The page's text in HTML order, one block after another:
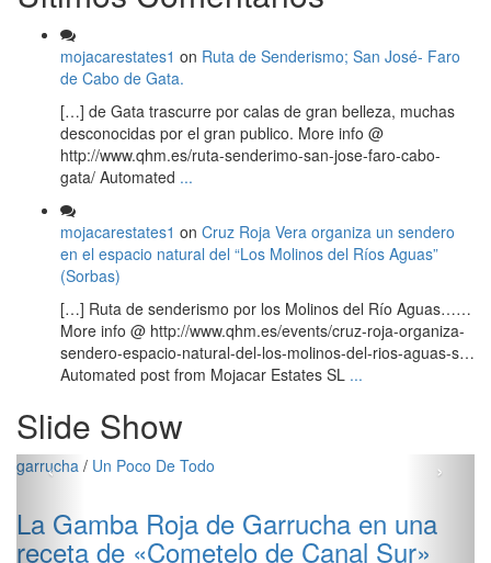
mojacarestates1 on Ruta de Senderismo; San José- Faro
de Cabo de Gata.
[…] de Gata trascurre por calas de gran belleza, muchas
desconocidas por el gran publico. More info @
http://www.qhm.es/ruta-senderimo-san-jose-faro-cabo-
gata/ Automated ...
mojacarestates1 on Cruz Roja Vera organiza un sendero
en el espacio natural del “Los Molinos del Ríos Aguas”
(Sorbas)
[…] Ruta de senderismo por los Molinos del Río Aguas……
More info @ http://www.qhm.es/events/cruz-roja-organiza-
sendero-espacio-natural-del-los-molinos-del-rios-aguas-s…
Automated post from Mojacar Estates SL ...
Slide Show
garrucha/Un Poco De Todo
La Gamba Roja de Garrucha en una
receta de «Cometelo de Canal Sur»
‹ ›